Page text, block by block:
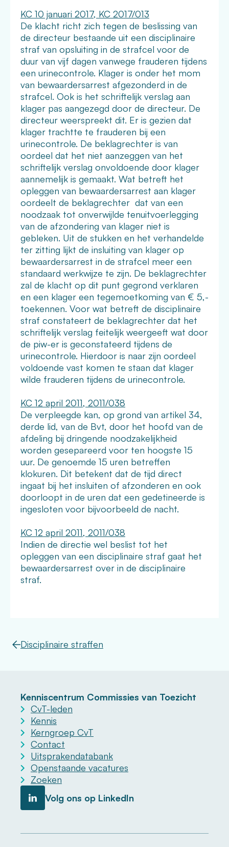
KC 10 januari 2017, KC 2017/013
De klacht richt zich tegen de beslissing van
de directeur bestaande uit een disciplinaire
straf van opsluiting in de strafcel voor de
duur van vijf dagen vanwege frauderen tijdens
een urinecontrole. Klager is onder het mom
van bewaardersarrest afgezonderd in de
strafcel. Ook is het schriftelijk verslag aan
klager pas aangezegd door de directeur. De
directeur weerspreekt dit. Er is gezien dat
klager trachtte te frauderen bij een
urinecontrole. De beklagrechter is van
oordeel dat het niet aanzeggen van het
schriftelijk verslag onvoldoende door klager
aannemelijk is gemaakt. Wat betreft het
opleggen van bewaardersarrest aan klager
oordeelt de beklagrechter dat van een
noodzaak tot onverwijlde tenuitvoerlegging
van de afzondering van klager niet is
gebleken. Uit de stukken en het verhandelde
ter zitting lijkt de insluiting van klager op
bewaardersarrest in de strafcel meer een
standaard werkwijze te zijn. De beklagrechter
zal de klacht op dit punt gegrond verklaren
en een klager een tegemoetkoming van € 5,-
toekennen. Voor wat betreft de disciplinaire
straf constateert de beklagrechter dat het
schriftelijk verslag feitelijk weergeeft wat door
de piw-er is geconstateerd tijdens de
urinecontrole. Hierdoor is naar zijn oordeel
voldoende vast komen te staan dat klager
wilde frauderen tijdens de urinecontrole.
KC 12 april 2011, 2011/038
De verpleegde kan, op grond van artikel 34,
derde lid, van de Bvt, door het hoofd van de
afdeling bij dringende noodzakelijkheid
worden gesepareerd voor ten hoogste 15
uur. De genoemde 15 uren betreffen
klokuren. Dit betekent dat de tijd direct
ingaat bij het insluiten of afzonderen en ook
doorloopt in de uren dat een gedetineerde is
ingesloten voor bijvoorbeeld de nacht.
KC 12 april 2011, 2011/038
Indien de directie wel beslist tot het
opleggen van een disciplinaire straf gaat het
bewaardersarrest over in de disciplinaire
straf.
Disciplinaire straffen
Kenniscentrum Commissies van Toezicht
CvT-leden
Kennis
Kerngroep CvT
Contact
Uitsprakendatabank
Openstaande vacatures
Zoeken
Volg ons op LinkedIn